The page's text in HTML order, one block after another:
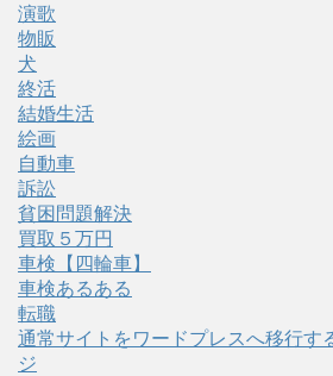
演歌
物販
犬
終活
結婚生活
絵画
自動車
訴訟
貧困問題解決
買取５万円
車検【四輪車】
車検あるある
転職
通常サイトをワードプレスへ移行す
ジ